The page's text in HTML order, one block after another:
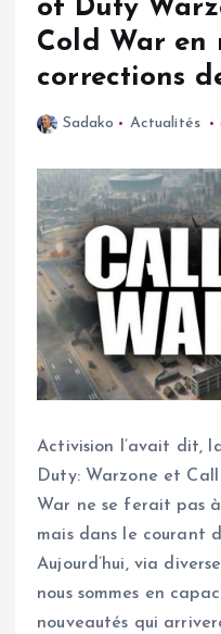
of Duty
Cold War en
corrections
Sadako Actualités
Activision l’avait dit,
Duty: Warzone et
War ne se ferait pas
mais dans le courant
Aujourd’hui, via
nous sommes en
nouveautés qui